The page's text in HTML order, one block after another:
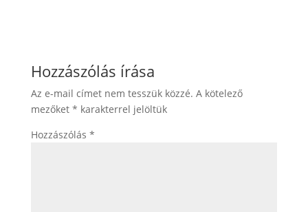
Hozzászólás írása
Az e-mail címet nem tesszük közzé. A kötelező
mezőket * karakterrel jelöltük
Hozzászólás *